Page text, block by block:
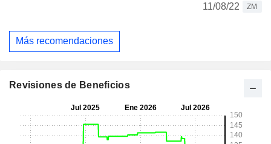
11/08/22
ZM
Más recomendaciones
Revisiones de Beneficios